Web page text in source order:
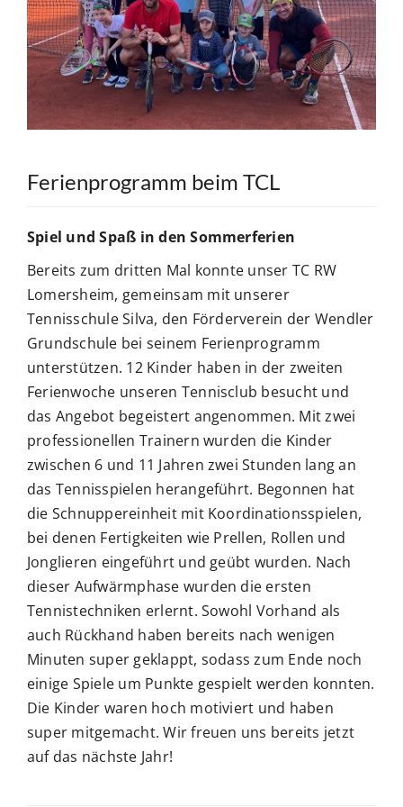
BUCHUNGSSYSTEM
Suche
nach:
Ferienprogramm beim TCL
Spiel und Spaß in den Sommerferien
Bereits zum dritten Mal konnte unser TC RW
Lomersheim, gemeinsam mit unserer
Tennisschule Silva, den Förderverein der Wendler
Grundschule bei seinem Ferienprogramm
unterstützen. 12 Kinder haben in der zweiten
Ferienwoche unseren Tennisclub besucht und
das Angebot begeistert angenommen. Mit zwei
professionellen Trainern wurden die Kinder
zwischen 6 und 11 Jahren zwei Stunden lang an
das Tennisspielen herangeführt. Begonnen hat
die Schnuppereinheit mit Koordinationsspielen,
bei denen Fertigkeiten wie Prellen, Rollen und
Jonglieren eingeführt und geübt wurden. Nach
dieser Aufwärmphase wurden die ersten
Tennistechniken erlernt. Sowohl Vorhand als
auch Rückhand haben bereits nach wenigen
Minuten super geklappt, sodass zum Ende noch
einige Spiele um Punkte gespielt werden konnten.
Die Kinder waren hoch motiviert und haben
super mitgemacht. Wir freuen uns bereits jetzt
auf das nächste Jahr!